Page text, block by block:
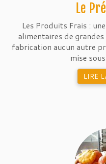
Le
Les Produits Frais :
alimentaires de
fabrication aucun autre
mise
LIRE